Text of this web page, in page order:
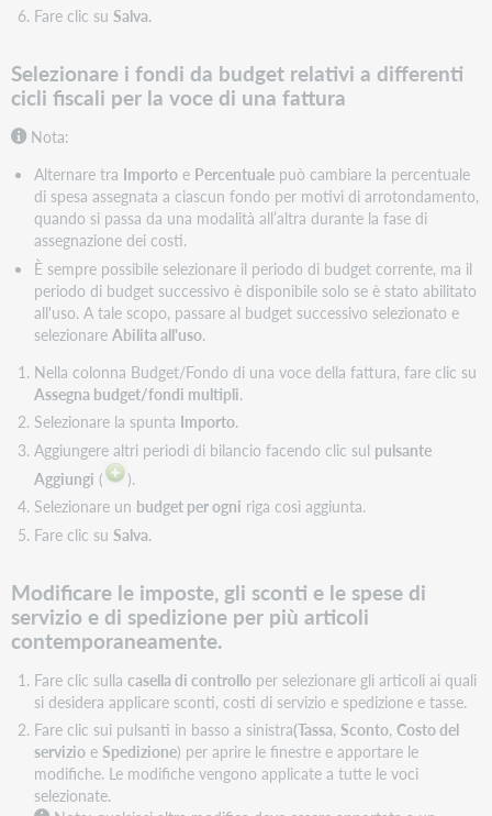
Fare clic su Salva.
Selezionare i fondi da budget relativi a differenti
cicli fiscali per la voce di una fattura
Nota:
Alternare tra Importoe Percentualepuò cambiare la percentuale
di spesa assegnata a ciascun fondo per motivi di arrotondamento,
quando si passa da una modalità all’altra durante la fase di
assegnazione dei costi.
È sempre possibile selezionare il periodo di budget corrente, ma il
periodo di budget successivo è disponibile solo se è stato abilitato
all'uso. A tale scopo, passare al budget successivo selezionato e
selezionare Abilita all'uso.
Nella colonna Budget/Fondo di una voce della fattura, fare clic su
Assegna budget/fondi multipli.
Selezionare la spunta Importo.
Aggiungere altri periodi di bilancio facendo clic sul pulsante
Aggiungi (
).
Selezionare un budget per ogni riga così aggiunta.
Fare clic su Salva.
Modificare le imposte, gli sconti e le spese di
servizio e di spedizione per più articoli
contemporaneamente.
Fare clic sulla casella di controlloper selezionare gli articoli ai quali
si desidera applicare sconti, costi di servizio e spedizione e tasse.
Fare clic sui pulsanti in basso a sinistra(Tassa, Sconto, Costo del
servizioe Spedizione) per aprire le finestre e apportare le
modifiche. Le modifiche vengono applicate a tutte le voci
selezionate.